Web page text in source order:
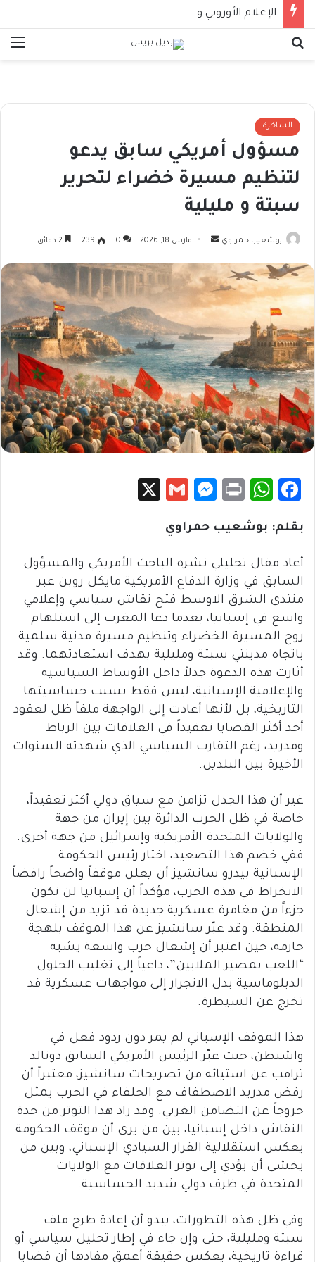
الإعلام الأوروبي ولعنة النعامة !!
الساخرة
مسؤول أمريكي سابق يدعو
لتنظيم مسيرة خضراء لتحرير
سبتة و مليلية
بوشعيب حمراوي
أرسل
إلكترونيا
مارس 18, 2026 0
239
Fa
e
b
o
ok
W
at
sA
p
p
Pr
t
M
se
n
g
er
G
بقلم: بوشعيب حمراوي
أعاد مقال تحليلي نشره الباحث الأمريكي والمسؤول
السابق في وزارة الدفاع الأمريكية مايكل روبن عبر
منتدى الشرق الاوسط فتح نقاش سياسي وإعلامي
واسع في إسبانيا، بعدما دعا المغرب إلى استلهام
روح المسيرة الخضراء وتنظيم مسيرة مدنية سلمية
باتجاه مدينتي سبتة ومليلية بهدف استعادتهما. وقد
أثارت هذه الدعوة جدلاً داخل الأوساط السياسية
والإعلامية الإسبانية، ليس فقط بسبب حساسيتها
التاريخية، بل لأنها أعادت إلى الواجهة ملفاً ظل لعقود
أحد أكثر القضايا تعقيداً في العلاقات بين الرباط
ومدريد، رغم التقارب السياسي الذي شهدته السنوات
الأخيرة بين البلدين.
غير أن هذا الجدل تزامن مع سياق دولي أكثر تعقيداً،
خاصة في ظل الحرب الدائرة بين إيران من جهة
والولايات المتحدة الأمريكية وإسرائيل من جهة أخرى.
ففي خضم هذا التصعيد، اختار رئيس الحكومة
الإسبانية بيدرو سانشيز أن يعلن موقفاً واضحاً رافضاً
الانخراط في هذه الحرب، مؤكداً أن إسبانيا لن تكون
جزءاً من مغامرة عسكرية جديدة قد تزيد من إشعال
المنطقة. وقد عبّر سانشيز عن هذا الموقف بلهجة
حازمة، حين اعتبر أن إشعال حرب واسعة يشبه
“اللعب بمصير الملايين”، داعياً إلى تغليب الحلول
الدبلوماسية بدل الانجرار إلى مواجهات عسكرية قد
تخرج عن السيطرة.
هذا الموقف الإسباني لم يمر دون ردود فعل في
واشنطن، حيث عبّر الرئيس الأمريكي السابق دونالد
ترامب عن استيائه من تصريحات سانشيز، معتبراً أن
رفض مدريد الاصطفاف مع الحلفاء في الحرب يمثل
خروجاً عن التضامن الغربي. وقد زاد هذا التوتر من حدة
النقاش داخل إسبانيا، بين من يرى أن موقف الحكومة
يعكس استقلالية القرار السيادي الإسباني، وبين من
يخشى أن يؤدي إلى توتر العلاقات مع الولايات
المتحدة في ظرف دولي شديد الحساسية.
وفي ظل هذه التطورات، يبدو أن إعادة طرح ملف
سبتة ومليلية، حتى وإن جاء في إطار تحليل سياسي أو
قراءة تاريخية، يعكس حقيقة أعمق مفادها أن قضايا